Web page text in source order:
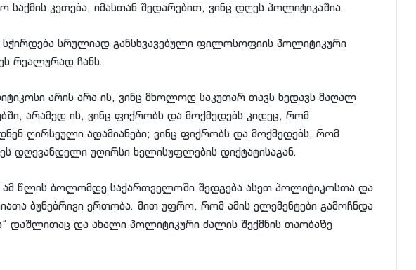
საქმის კეთება, იმასთან შედარებით, ვინც დღეს პოლიტიკაშია.
სჭირდება სრულიად განსხვავებული ფილოსოფიის პოლიტიკური
რეალურად ჩანს.
არის არა ის, ვინც მხოლოდ საკუთარ თავს ხედავს მაღალ
არამედ ის, ვინც ფიქრობს და მოქმედებს კიდეც, რომ
ღირსეული ადამიანები; ვინც ფიქრობს და მოქმედებს, რომ
დღევანდელი უღირსი ხელისუფლების დიქტატისაგან.
ამ წლის ბოლომდე საქართველოში შედგება ასეთ პოლიტიკოსთა და
ბუნებრივი ერთობა. მით უფრო, რომ ამის ელემენტები გამოჩნდა
დაშლითაც და ახალი პოლიტიკური ძალის შექმნის თაობაზე